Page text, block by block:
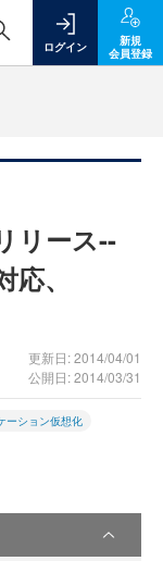
ログイン
新規
会員登録
リース--
、
更新日: 2014/04/01
公開日: 2014/03/31
ーション仮想化